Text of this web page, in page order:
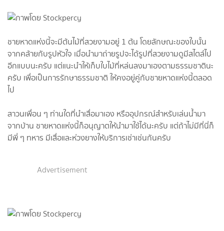
ชายหาดแห่งนี้จะมีต้นไม้ที่สวยงามอยู่ 1 ต้น โดยลักษณะของใบนั้น
จากคล้ายกับรูปหัวใจ เมื่อนำมาถ่ายรูปจะได้รูปที่สวยงามดูมีสไตล์ไป
อีกแบบนะครับ แต่แนะนำให้เก็บใบไม้ที่หล่นลงมาเองตามธรรมชาตินะ
ครับ เพื่อเป็นการรักษาธรรมชาติ ให้คงอยู่คู่กับชายหาดแห่งนี้ตลอด
ไป
สาวนเพื่อน ๆ ท่านใดที่นำเสื่อมาเอง หรืออุปกรณ์สำหรับเล่นน้ำมา
จากบ้าน ชายหาดแห่งนี้ก็อนุญาตให้นำมาใช้ได้นะครับ แต่ถ้าไม่มีที่นี่ก็
มีพี่ ๆ ทหาร มีเสื่อและห่วงยางให้บริการเช่าเช่นกันครับ
Advertisement